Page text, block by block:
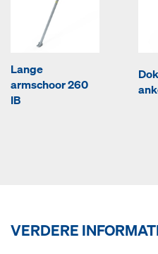
Lange
armschoor 260
IB
VERDERE